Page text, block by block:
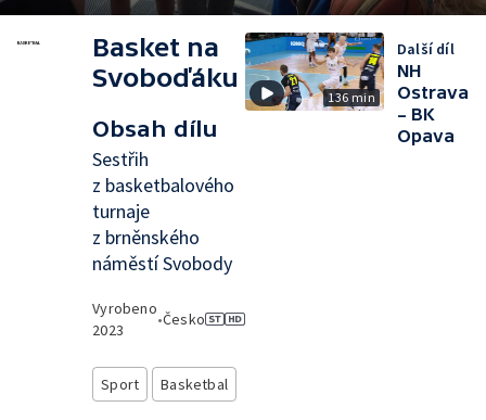
Basket na
Svoboďáku
Obsah dílu
Sestřih
z basketbalového
turnaje
z brněnského
náměstí Svobody
Vyrobeno
2023
•Česko
Sport Basketbal
136 min
Další díl
NH
Ostrava
– BK
Opava